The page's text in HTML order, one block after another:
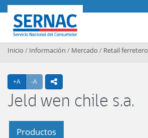
Contenido principal
SERNAC
Inicio / Información / Mercado / Retail ferretero
+A Agrandar texto
-A Achicar textoicono compartir
Jeld wen chile s.a.
Productos